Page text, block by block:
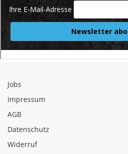
Jobs
Impressum
AGB
Datenschutz
Widerruf